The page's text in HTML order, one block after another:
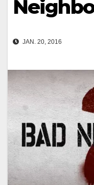
JAN. 20, 2016